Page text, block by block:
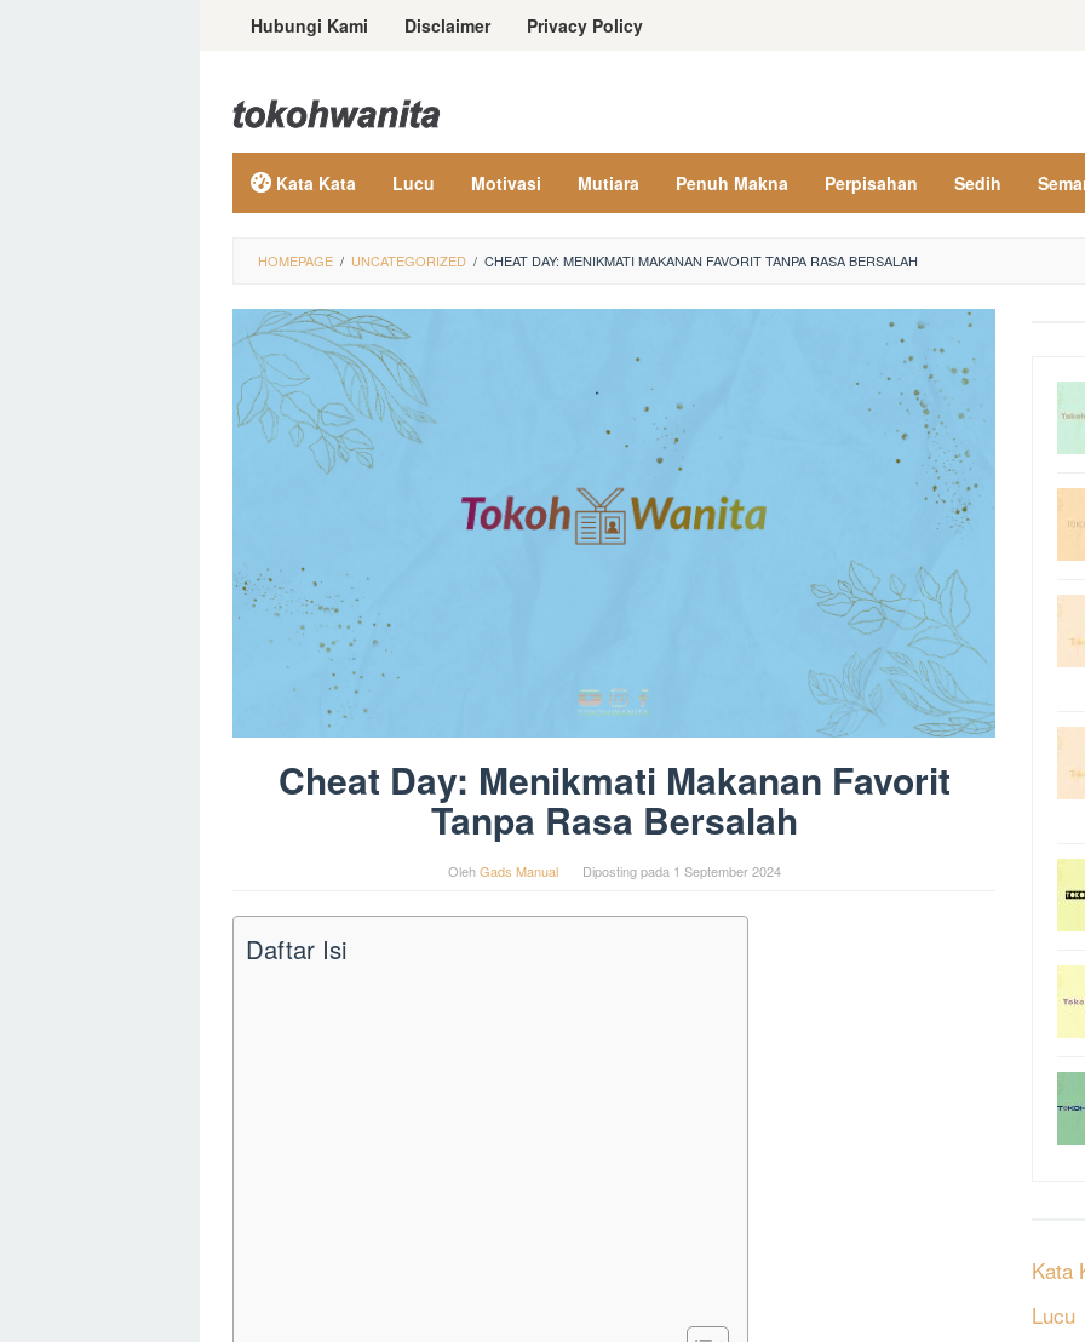
LoncatHubungi Kami Disclaimer Privacy Policy
Kata Kata Lucu Motivasi Mutiara Penuh Makna Perpisahan Sedih
HOMEPAGE / UNCATEGORIZED / CHEAT DAY: MENIKMATI MAKANAN FAVORIT TANPA RASA BERSALAH
Cheat Day: Menikmati Makanan Favorit
Tanpa Rasa Bersalah
OlehGads Manual Diposting pada 1 September 2024
Daftar Isi
Kata
Lucu